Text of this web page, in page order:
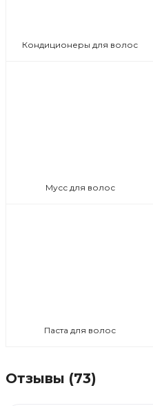
Кондиционеры для волос
Мусс для волос
Паста для волос
Отзывы (73)